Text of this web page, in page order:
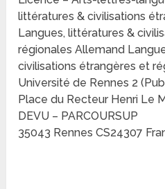
littératures & civilisations
Langues, littératures &
régionales Allemand
civilisations étrangères et
Université de Rennes 2
Place du Recteur Henri Le
DEVU – PARCOURSUP
35043 Rennes CS24307